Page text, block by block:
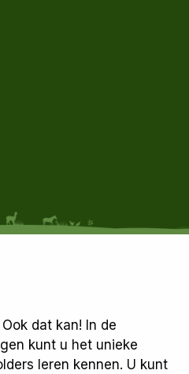
dat kan! In de
kunt u het unieke
leren kennen. U kunt